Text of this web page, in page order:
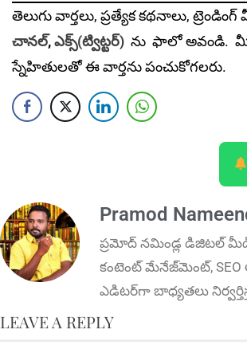
తెలుగు వార్తలు, ప్రత్యేక కథనాలు,
చానల్,ఎక్స్(ట్విట్టర్) ను ఫాలో అవండి.
స్నేహితులతో ఈ వార్తను పంచుకోగలరు.
Pramod
ప్ర‌మోద్ న‌మిండ్ల‌ డిజిట‌ల్
కంటెంట్ మేనేజ్‌మెంట్‌, SEO
ఎడిటర్‌గా బాధ్యతలు
LEAVE A REPLY